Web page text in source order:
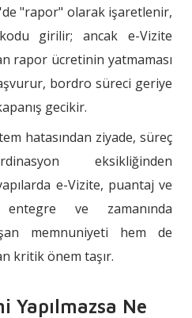
"rapor" olarak işaretlenir,
girilir; ancak e-Vizite
rapor ücretinin yatmaması
bordro süreci geriye
gecikir.
hatasından ziyade, süreç
eksikliğinden
e-Vizite, puantaj ve
ve zamanında
memnuniyeti hem de
kritik önem taşır.
Yapılmazsa Ne